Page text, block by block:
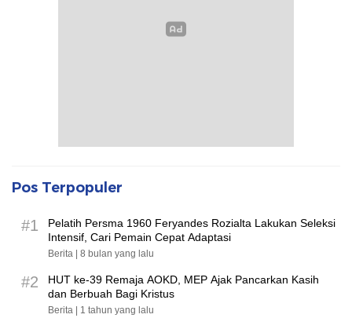
Pos Terpopuler
#1
Pelatih Persma 1960 Feryandes Rozialta Lakukan Seleksi
Intensif, Cari Pemain Cepat Adaptasi​
Berita | 8 bulan yang lalu
#2
HUT ke-39 Remaja AOKD, MEP Ajak Pancarkan Kasih
dan Berbuah Bagi Kristus
Berita | 1 tahun yang lalu